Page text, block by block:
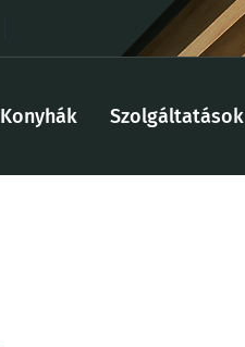
Konyhák Szolgáltatások